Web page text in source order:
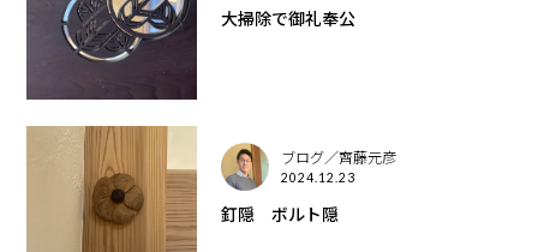
大掃除で御礼奉公
ブログ／齊藤元彦
2024.12.23
釘隠 ボルト隠